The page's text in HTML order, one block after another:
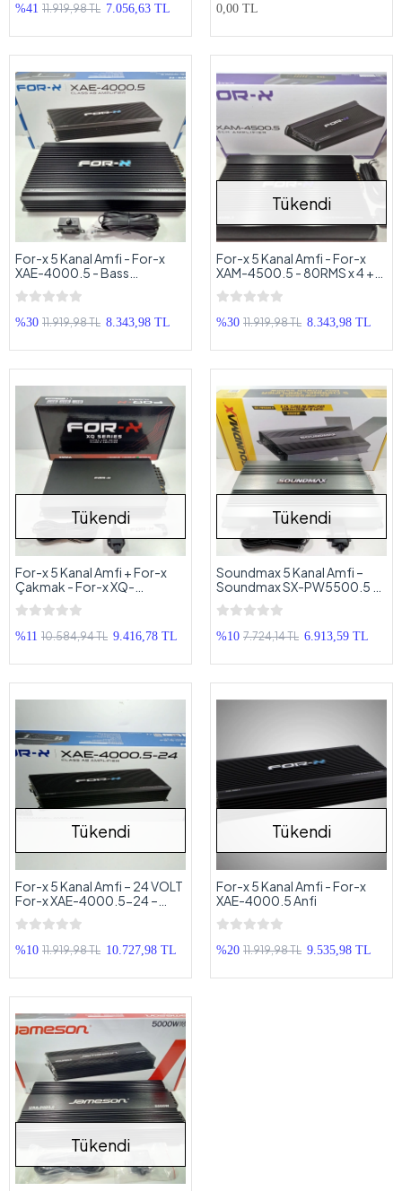
%41 11.919,98 TL 7.056,63 TL 0,00 TL
For-x 5 Kanal Amfi - For-x
XAE-4000.5 - Bass
Kontrollü Oto Anfi
%30 11.919,98 TL 8.343,98 TL
Tükendi
For-x 5 Kanal Amfi - For-x
XAM-4500.5 - 80RMS x 4 +
300RMS - Bass Kontrollü 5
Kanal Oto Anfi
%30 11.919,98 TL 8.343,98 TL
Tükendi
For-x 5 Kanal Amfi + For-x
Çakmak - For-x XQ-
1000.5D – Bass Kontrollü
Oto Anfi
%11 10.584,94 TL 9.416,78 TL
Tükendi
Soundmax 5 Kanal Amfi –
Soundmax SX-PW5500.5 –
5500w Bass Kontrollü Oto
Anfi
%10 7.724,14 TL 6.913,59 TL
Tükendi
For-x 5 Kanal Amfi – 24 VOLT
For-x XAE-4000.5-24 –
Bass Kontrollü Oto Anfi
%10 11.919,98 TL 10.727,98 TL
Tükendi
For-x 5 Kanal Amfi - For-x
XAE-4000.5 Anfi
%20 11.919,98 TL 9.535,98 TL
Tükendi